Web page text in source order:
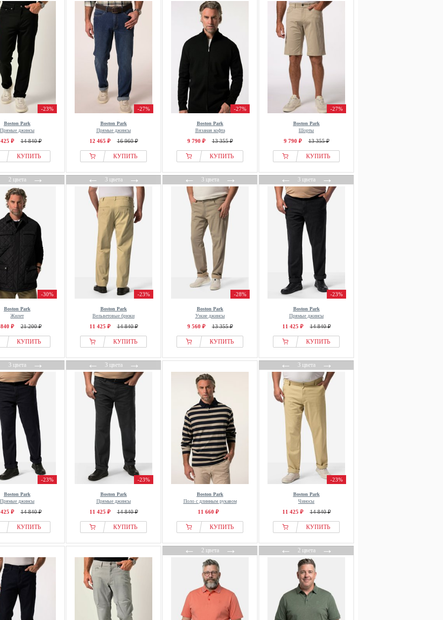
-23%
Boston Park
Прямые джинсы
₽ 14 840 ₽
КУПИТЬ
-27%
Boston Park
Прямые джинсы
12 465 ₽ 16 960 ₽
КУПИТЬ
-27%
Boston Park
Вязаная кофта
9 790 ₽ 13 355 ₽
КУПИТЬ
-27%
Boston Park
Шорты
9 790 ₽ 13 355 ₽
КУПИТЬ
2 цвета→
-30%
Boston Park
Жилет
₽ 21 200 ₽
КУПИТЬ
←3 цвета→
-23%
Boston Park
Вельветовые брюки
11 425 ₽ 14 840 ₽
КУПИТЬ
←3 цвета→
-28%
Boston Park
Узкие джинсы
9 560 ₽ 13 355 ₽
КУПИТЬ
←3 цвета→
-23%
Boston Park
Прямые джинсы
11 425 ₽ 14 840 ₽
КУПИТЬ
3 цвета→
-23%
Boston Park
Прямые джинсы
₽ 14 840 ₽
КУПИТЬ
←3 цвета→
-23%
Boston Park
Прямые джинсы
11 425 ₽ 14 840 ₽
КУПИТЬ
Boston Park
Поло с длинным рукавом
11 660 ₽
КУПИТЬ
←3 цвета→
-23%
Boston Park
Чиносы
11 425 ₽ 14 840 ₽
КУПИТЬ
←2 цвета→ ←2 цвета→